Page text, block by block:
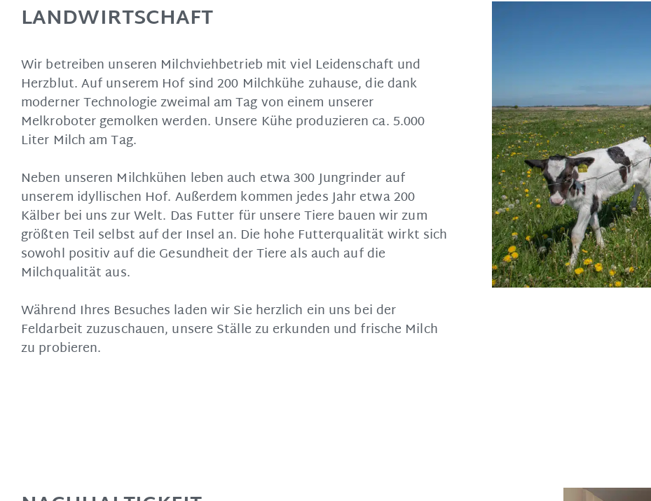
LANDWIRTSCHAFT
Wir betreiben unseren Milchviehbetrieb mit viel Leidenschaft und
Herzblut. Auf unserem Hof sind 200 Milchkühe zuhause, die dank
moderner Technologie zweimal am Tag von einem unserer
Melkroboter gemolken werden. Unsere Kühe produzieren ca. 5.000
Liter Milch am Tag.
Neben unseren Milchkühen leben auch etwa 300 Jungrinder auf
unserem idyllischen Hof. Außerdem kommen jedes Jahr etwa 200
Kälber bei uns zur Welt. Das Futter für unsere Tiere bauen wir zum
größten Teil selbst auf der Insel an. Die hohe Futterqualität wirkt sich
sowohl positiv auf die Gesundheit der Tiere als auch auf die
Milchqualität aus.
Während Ihres Besuches laden wir Sie herzlich ein uns bei der
Feldarbeit zuzuschauen, unsere Ställe zu erkunden und frische Milch
zu probieren.